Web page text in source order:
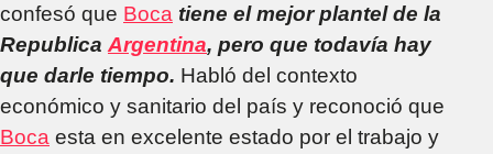
confesó que Boca tiene el mejor plantel de la
Republica Argentina, pero que todavía hay
que darle tiempo. Habló del contexto
económico y sanitario del país y reconoció que
Boca esta en excelente estado por el trabajo y